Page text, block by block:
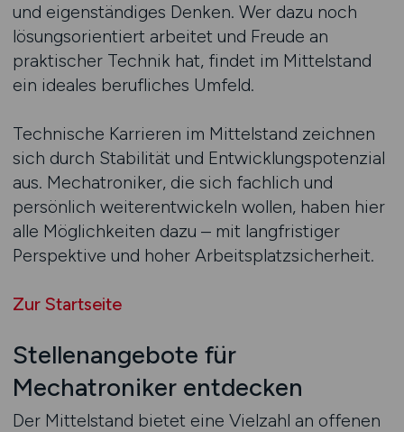
und eigenständiges Denken. Wer dazu noch
lösungsorientiert arbeitet und Freude an
praktischer Technik hat, findet im Mittelstand
ein ideales berufliches Umfeld.
Technische Karrieren im Mittelstand zeichnen
sich durch Stabilität und Entwicklungspotenzial
aus. Mechatroniker, die sich fachlich und
persönlich weiterentwickeln wollen, haben hier
alle Möglichkeiten dazu – mit langfristiger
Perspektive und hoher Arbeitsplatzsicherheit.
Zur Startseite
Stellenangebote für
Mechatroniker entdecken
Der Mittelstand bietet eine Vielzahl an offenen